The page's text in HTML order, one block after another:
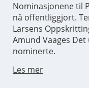
Nominasjonene til
nå offentliggjort.
Larsens
Amund Vaages
nominerte.
Les mer